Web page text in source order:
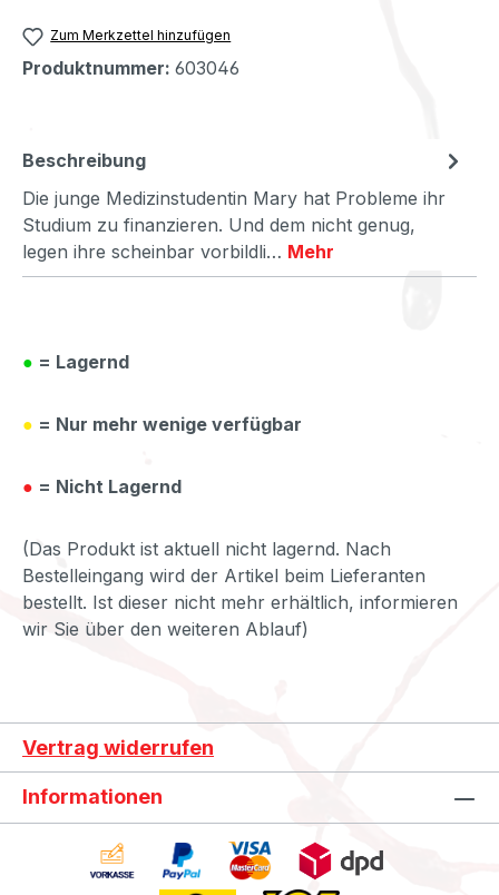
Zum Merkzettel hinzufügen
Produktnummer: 603046
Beschreibung
Die junge Medizinstudentin Mary hat Probleme ihr
Studium zu finanzieren. Und dem nicht genug,
legen ihre scheinbar vorbildli… Mehr
● = Lagernd
● = Nur mehr wenige verfügbar
● = Nicht Lagernd
(Das Produkt ist aktuell nicht lagernd. Nach
Bestelleingang wird der Artikel beim Lieferanten
bestellt. Ist dieser nicht mehr erhältlich, informieren
wir Sie über den weiteren Ablauf)
Vertrag widerrufen
Informationen